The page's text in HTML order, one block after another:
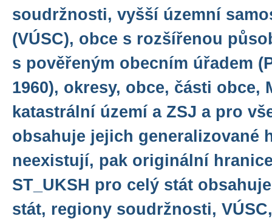
soudržnosti, vyšší územní
(VÚSC), obce s rozšířenou
s pověřeným obecním úřadem
1960), okresy, obce, části obce,
katastrální území a ZSJ a pro
obsahuje jejich generalizované
neexistují, pak originální
ST_UKSH pro celý stát
stát, regiony soudržnosti,